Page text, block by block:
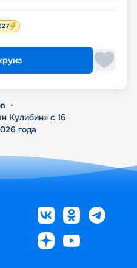
•
Кулибин» с 16
года